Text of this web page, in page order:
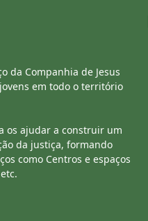
da Companhia de Jesus
em todo o território
os ajudar a construir um
da justiça, formando
como Centros e espaços